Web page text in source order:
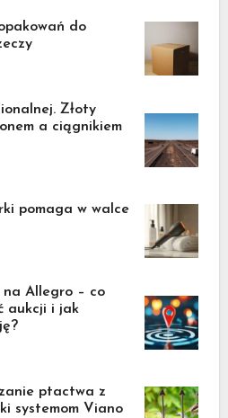
do
Złoty
a ciągnikiem
pomaga w walce
Allegro – co
aukcji i jak
ptactwa z
systemom Viano